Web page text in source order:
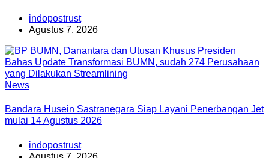
indopostrust
Agustus 7, 2026
News
Bandara Husein Sastranegara Siap Layani Penerbangan Jet
mulai 14 Agustus 2026
indopostrust